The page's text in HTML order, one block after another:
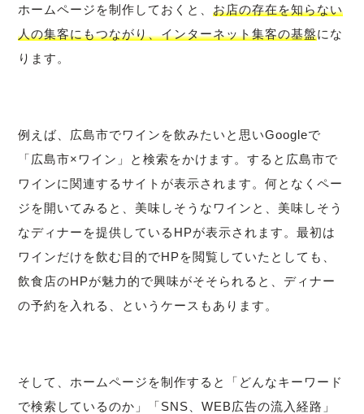
ホームページを制作しておくと、お店の存在を知らない
人の集客にもつながり、インターネット集客の基盤にな
ります。
例えば、広島市でワインを飲みたいと思いGoogleで
「広島市×ワイン」と検索をかけます。すると広島市で
ワインに関連するサイトが表示されます。何となくペー
ジを開いてみると、美味しそうなワインと、美味しそう
なディナーを提供しているHPが表示されます。最初は
ワインだけを飲む目的でHPを閲覧していたとしても、
飲食店のHPが魅力的で興味がそそられると、ディナー
の予約を入れる、というケースもあります。
そして、ホームページを制作すると「どんなキーワード
で検索しているのか」「SNS、WEB広告の流入経路」